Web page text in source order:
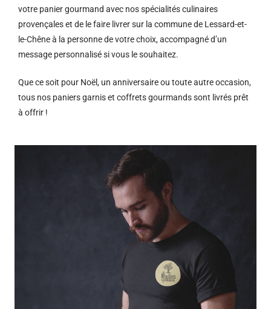
votre panier gourmand avec nos spécialités culinaires
provençales et de le faire livrer sur la commune de Lessard-et-
le-Chêne à la personne de votre choix, accompagné d’un
message personnalisé si vous le souhaitez.
Que ce soit pour Noël, un anniversaire ou toute autre occasion,
tous nos paniers garnis et coffrets gourmands sont livrés prêt
à offrir !